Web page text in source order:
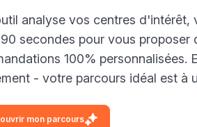
analyse vos centres d'intérêt,
secondes pour vous proposer
100% personnalisées.
- votre parcours idéal est à
mon parcours